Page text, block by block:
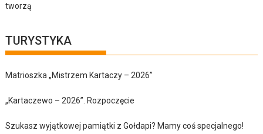
tworzą
TURYSTYKA
Matrioszka „Mistrzem Kartaczy – 2026”
„Kartaczewo – 2026”. Rozpoczęcie
Szukasz wyjątkowej pamiątki z Gołdapi? Mamy coś specjalnego!